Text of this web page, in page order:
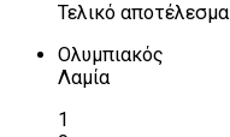
Τελικό αποτέλεσμα
Ολυμπιακός
Λαμία
1